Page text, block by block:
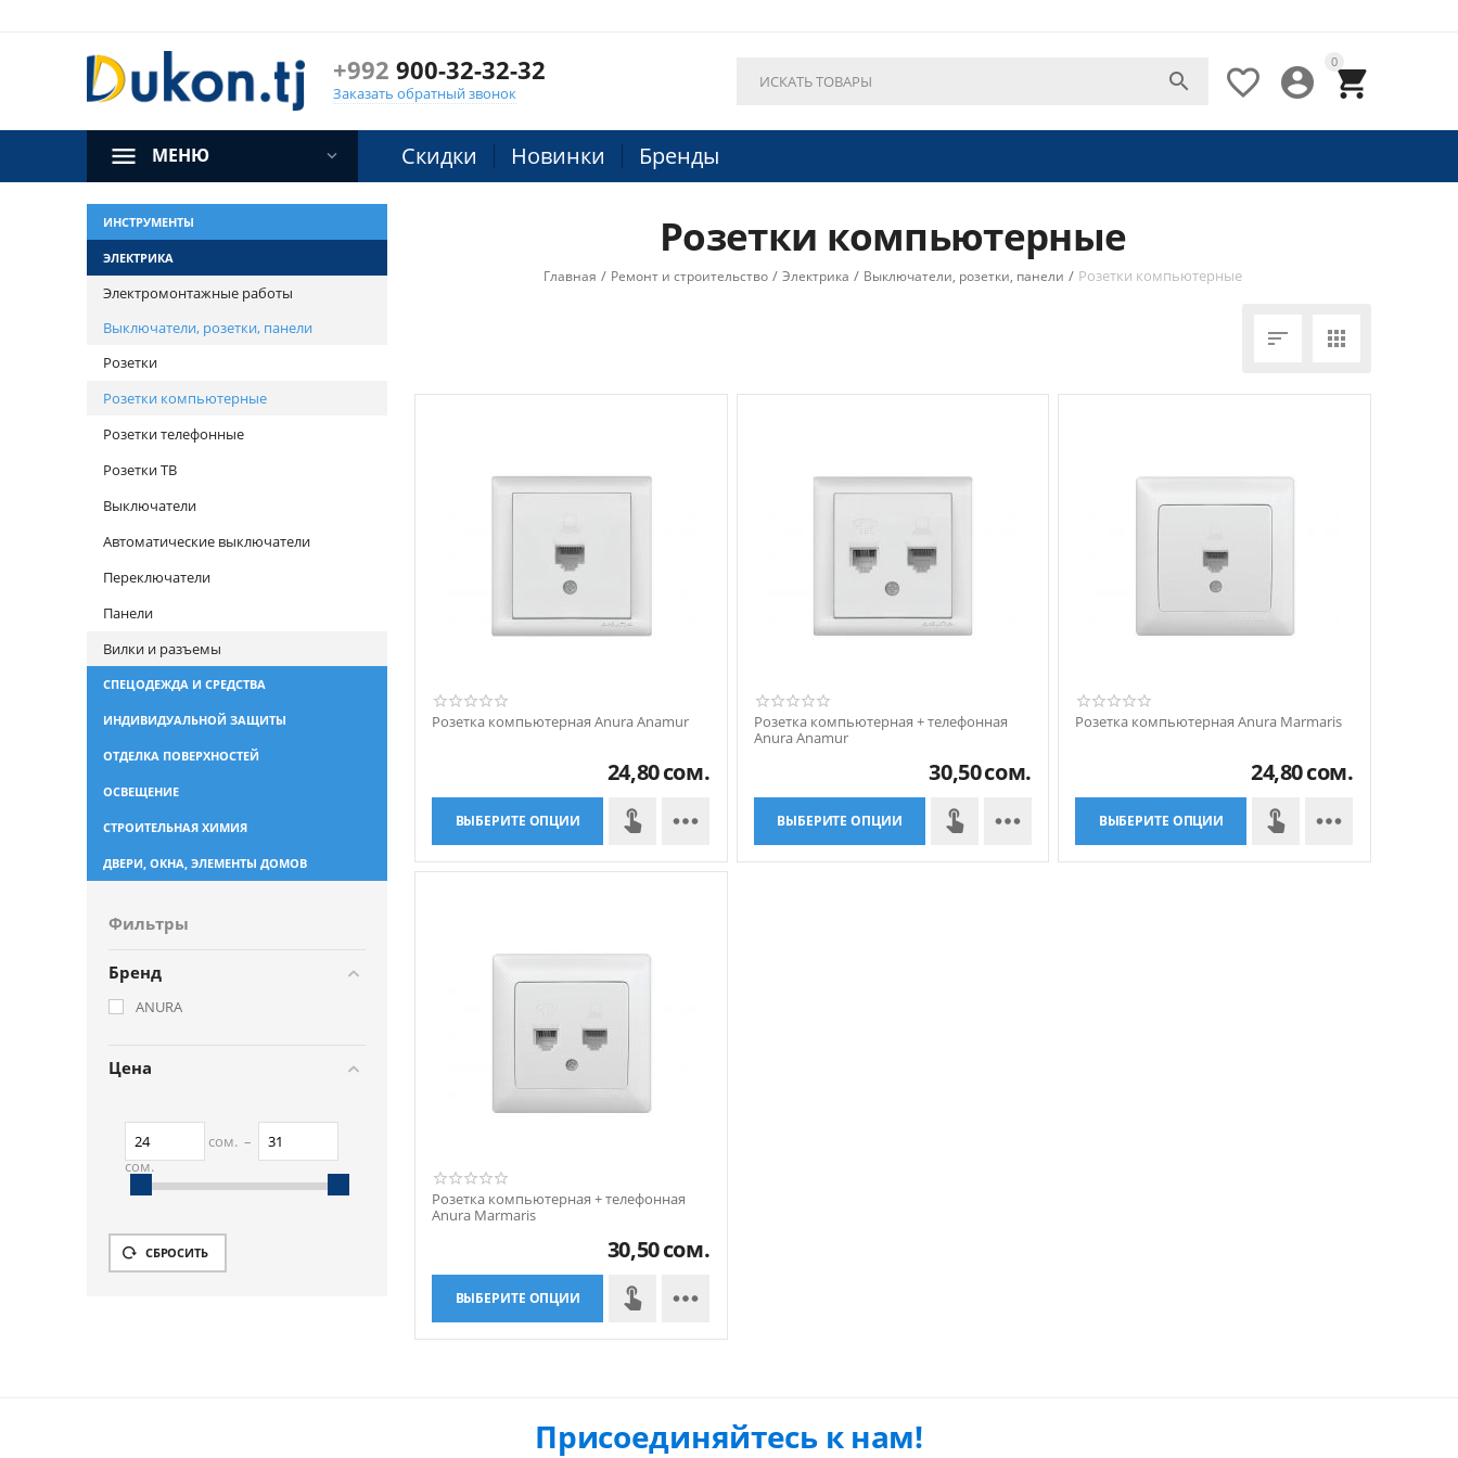
+992 900-32-32-32
Заказать обратный звонок
0




МЕНЮ Скидки Новинки Бренды
ИНСТРУМЕНТЫ
ЭЛЕКТРИКА
Электромонтажные работы
Выключатели, розетки, панели
Розетки
Розетки компьютерные
Розетки телефонные
Розетки ТВ
Выключатели
Автоматические выключатели
Переключатели
Панели
Вилки и разъемы
СПЕЦОДЕЖДА И СРЕДСТВА
ИНДИВИДУАЛЬНОЙ ЗАЩИТЫ
ОТДЕЛКА ПОВЕРХНОСТЕЙ
ОСВЕЩЕНИЕ
СТРОИТЕЛЬНАЯ ХИМИЯ
ДВЕРИ, ОКНА, ЭЛЕМЕНТЫ ДОМОВ
Фильтры
Бренд
ANURA
Цена
сом. –
сом.
24сом. 31сом.
СБРОСИТЬ
Розетки компьютерные
Главная / Ремонт и строительство / Электрика / Выключатели, розетки, панели / Розетки компьютерные
 
Розетка компьютерная Anura Anamur
24,80сом.
ВЫБЕРИТЕ ОПЦИИ 
Розетка компьютерная + телефонная
Anura Anamur
30,50сом.
ВЫБЕРИТЕ ОПЦИИ 
Розетка компьютерная Anura Marmaris
24,80сом.
ВЫБЕРИТЕ ОПЦИИ 
Розетка компьютерная + телефонная
Anura Marmaris
30,50сом.
ВЫБЕРИТЕ ОПЦИИ 
Присоединяйтесь к нам!